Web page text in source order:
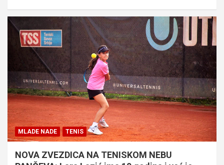
MLADE NADE TENIS
NOVA ZVEZDICA NA TENISKOM NEBU